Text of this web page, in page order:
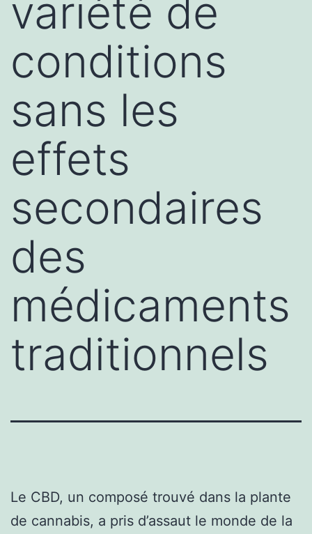
variété de
conditions
sans les
effets
secondaires
des
médicaments
traditionnels
Le CBD, un composé trouvé dans la plante
de cannabis, a pris d’assaut le monde de la